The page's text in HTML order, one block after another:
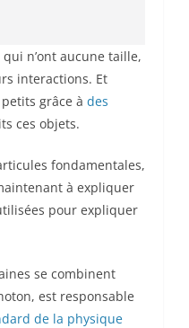
n’ont aucune taille,
interactions. Et
grâce à des
ces objets.
fondamentales,
à expliquer
pour expliquer
se combinent
est responsable
de la physique